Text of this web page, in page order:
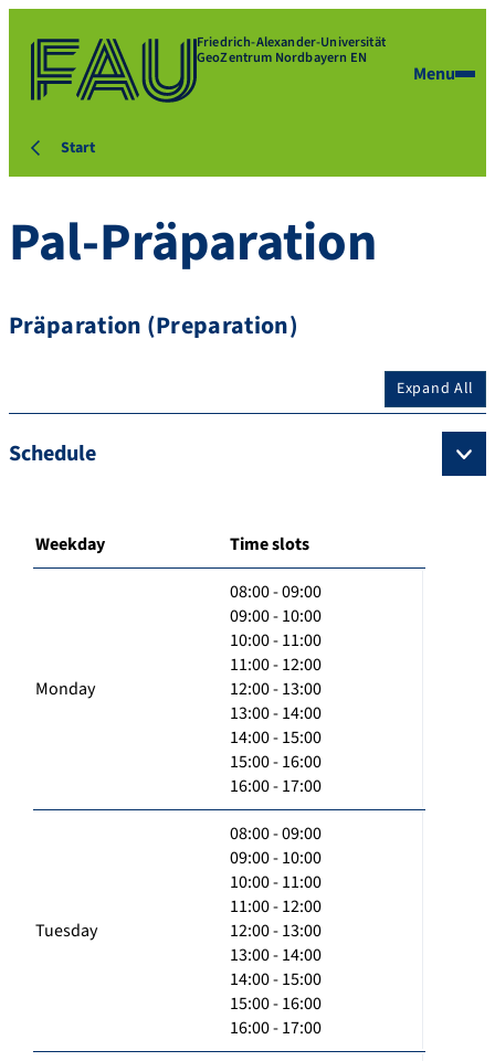
Friedrich-Alexander-Universität
GeoZentrum Nordbayern EN
Menu
Start
Pal-Präparation
Präparation (Preparation)
Expand All
Schedule
Weekday Time slots
Monday
08:00 - 09:00
09:00 - 10:00
10:00 - 11:00
11:00 - 12:00
12:00 - 13:00
13:00 - 14:00
14:00 - 15:00
15:00 - 16:00
16:00 - 17:00
Tuesday
08:00 - 09:00
09:00 - 10:00
10:00 - 11:00
11:00 - 12:00
12:00 - 13:00
13:00 - 14:00
14:00 - 15:00
15:00 - 16:00
16:00 - 17:00